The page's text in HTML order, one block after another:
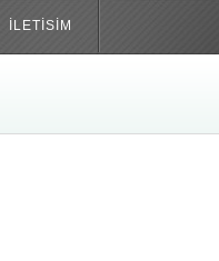
İLETİSİM